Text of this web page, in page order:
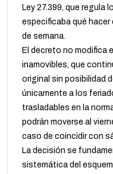
Ley 27.399, que regula
especificaba qué hacer
de semana.
El decreto no modifica
inamovibles, que
original sin posibilidad
únicamente a los
trasladables en la
podrán moverse al
caso de coincidir con
La decisión se
sistemática del